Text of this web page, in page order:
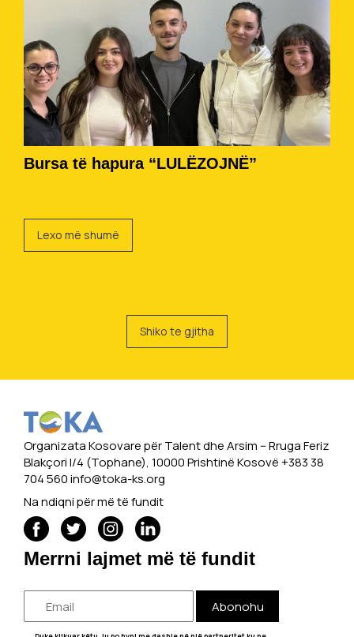
Bursa të hapura “LULËZOJNË”
Lexo më shumë
Shiko te gjitha
Organizata Kosovare për Talent dhe Arsim -- Rruga Feriz
Blakçori I/4 (Tophane), 10000 Prishtinë Kosovë +383 38
704 560info@toka-ks.org
Na ndiqni për më të fundit
Merrni lajmet më të fundit
Abonohu